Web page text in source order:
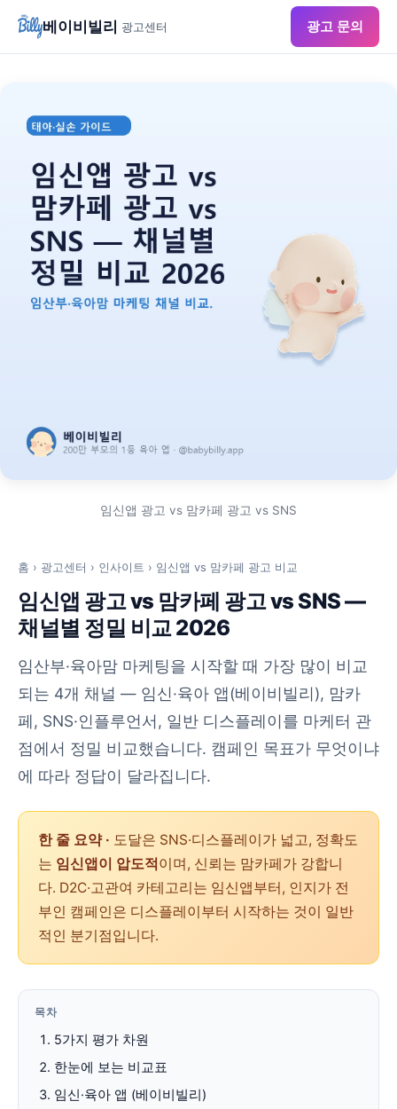
베이비빌리 광고센터 광고 문의
임신앱 광고 vs 맘카페 광고 vs SNS
홈 › 광고센터 › 인사이트 › 임신앱 vs 맘카페 광고 비교
임신앱 광고 vs 맘카페 광고 vs SNS —
채널별 정밀 비교 2026
임산부·육아맘 마케팅을 시작할 때 가장 많이 비교
되는 4개 채널 — 임신·육아 앱(베이비빌리), 맘카
페, SNS·인플루언서, 일반 디스플레이를 마케터 관
점에서 정밀 비교했습니다. 캠페인 목표가 무엇이냐
에 따라 정답이 달라집니다.
한 줄 요약 · 도달은 SNS·디스플레이가 넓고, 정확도
는 임신앱이 압도적이며, 신뢰는 맘카페가 강합니
다. D2C·고관여 카테고리는 임신앱부터, 인지가 전
부인 캠페인은 디스플레이부터 시작하는 것이 일반
적인 분기점입니다.
목차
5가지 평가 차원
한눈에 보는 비교표
임신·육아 앱 (베이비빌리)